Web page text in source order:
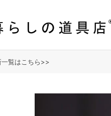
一覧はこちら>>